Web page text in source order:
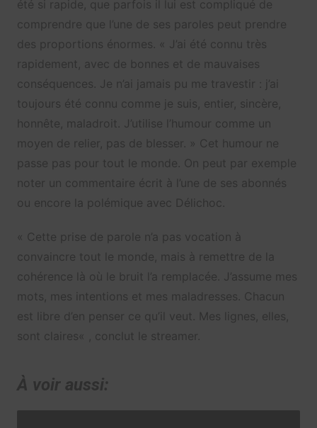
été si rapide, que parfois il lui est compliqué de
comprendre que l’une de ses paroles peut prendre
des proportions énormes. « J’ai été connu très
rapidement, avec de bonnes et de mauvaises
conséquences. Je n’ai jamais pu me travestir : j’ai
toujours été connu comme je suis, entier, sincère,
honnête, maladroit. J’utilise l’humour comme un
moyen de relier, pas de blesser. » Cet humour ne
passe pas pour tout le monde. On peut par exemple
noter un commentaire écrit à l’une de ses abonnés
ou encore la polémique avec Délichoc.
« Cette prise de parole n’a pas vocation à
convaincre tout le monde, mais à remettre de la
cohérence là où le bruit l’a remplacée. J’assume mes
mots, mes intentions et mes maladresses. Chacun
est libre d’en penser ce qu’il veut. Mes lignes, elles,
sont claires« , conclut le streamer.
À voir aussi: